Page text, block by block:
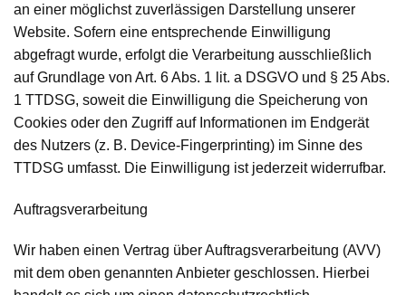
an einer möglichst zuverlässigen Darstellung unserer
Website. Sofern eine entsprechende Einwilligung
abgefragt wurde, erfolgt die Verarbeitung ausschließlich
auf Grundlage von Art. 6 Abs. 1 lit. a DSGVO und § 25 Abs.
1 TTDSG, soweit die Einwilligung die Speicherung von
Cookies oder den Zugriff auf Informationen im Endgerät
des Nutzers (z. B. Device-Fingerprinting) im Sinne des
TTDSG umfasst. Die Einwilligung ist jederzeit widerrufbar.
Auftragsverarbeitung
Wir haben einen Vertrag über Auftragsverarbeitung (AVV)
mit dem oben genannten Anbieter geschlossen. Hierbei